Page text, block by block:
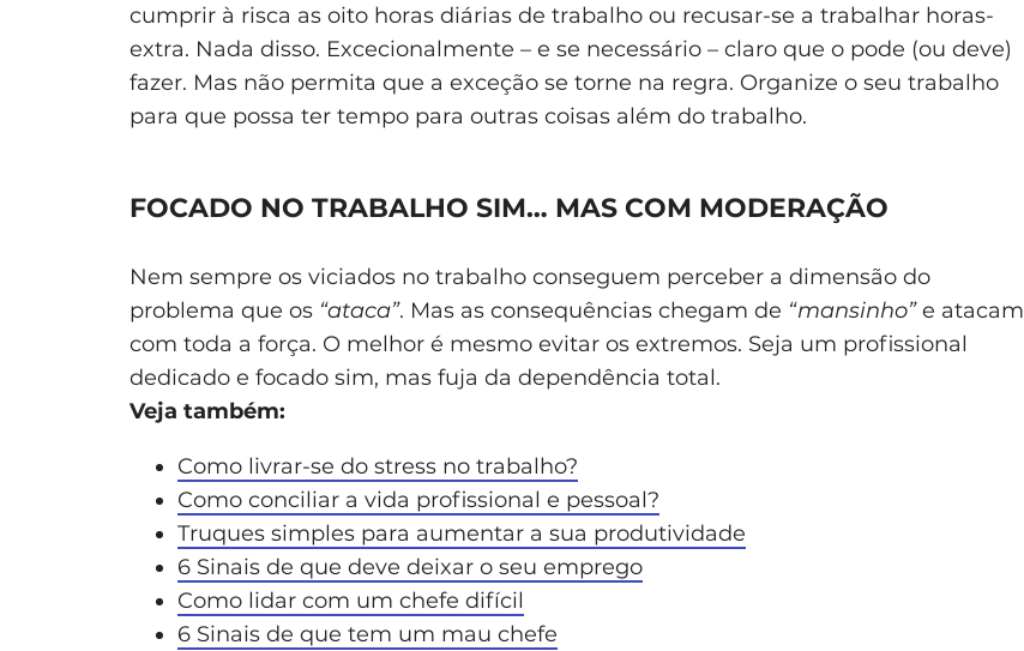
cumprir à risca as oito horas diárias de trabalho ou recusar-se a trabalhar horas-
extra. Nada disso. Excecionalmente – e se necessário – claro que o pode (ou deve)
fazer. Mas não permita que a exceção se torne na regra. Organize o seu trabalho
para que possa ter tempo para outras coisas além do trabalho.
FOCADO NO TRABALHO SIM… MAS COM MODERAÇÃO
Nem sempre os viciados no trabalho conseguem perceber a dimensão do
problema que os “ataca”. Mas as consequências chegam de “mansinho”e atacam
com toda a força. O melhor é mesmo evitar os extremos. Seja um profissional
dedicado e focado sim, mas fuja da dependência total.
Veja também:
Como livrar-se do stress no trabalho?
Como conciliar a vida profissional e pessoal?
Truques simples para aumentar a sua produtividade
6 Sinais de que deve deixar o seu emprego
Como lidar com um chefe difícil
6 Sinais de que tem um mau chefe